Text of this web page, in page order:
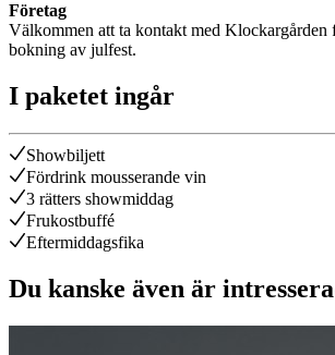
Företag
Välkommen att ta kontakt med Klockargården
bokning av julfest.
I paketet ingår
Showbiljett
Fördrink mousserande vin
3 rätters showmiddag
Frukostbuffé
Eftermiddagsfika
Du kanske även är